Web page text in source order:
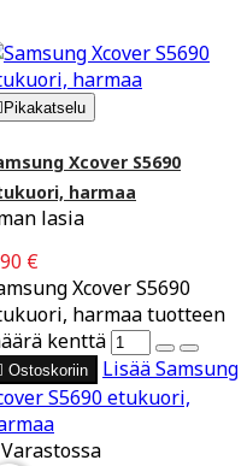
Pikakatselu
Xcover S5690
harmaa
lasia
€
Xcover S5690
harmaa tuotteen
kenttä
Ostoskoriin LisääSamsung
S5690 etukuori,
Varastossa